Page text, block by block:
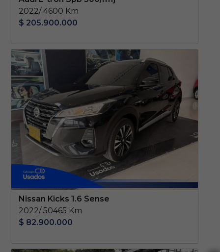
2022/ 4600 Km
$ 205.900.000
Nissan Kicks 1.6 Sense
2022/ 50465 Km
$ 82.900.000